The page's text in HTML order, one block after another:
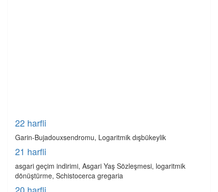
22 harfli
Garin-Bujadouxsendromu, Logaritmik dışbükeylik
21 harfli
asgari geçim indirimi, Asgari Yaş Sözleşmesi, logaritmik
dönüştürme, Schistocerca gregaria